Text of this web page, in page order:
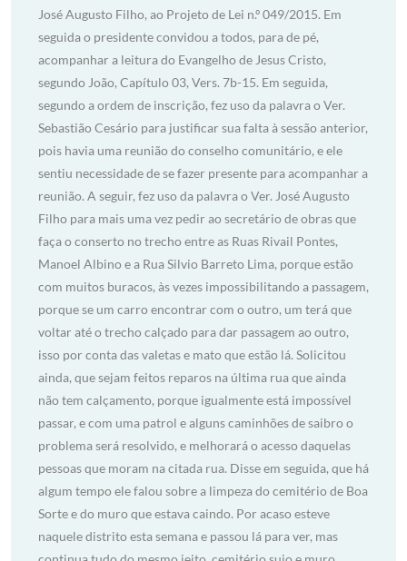
José Augusto Filho, ao Projeto de Lei n.º 049/2015. Em
seguida o presidente convidou a todos, para de pé,
acompanhar a leitura do Evangelho de Jesus Cristo,
segundo João, Capítulo 03, Vers. 7b-15. Em seguida,
segundo a ordem de inscrição, fez uso da palavra o Ver.
Sebastião Cesário para justificar sua falta à sessão anterior,
pois havia uma reunião do conselho comunitário, e ele
sentiu necessidade de se fazer presente para acompanhar a
reunião. A seguir, fez uso da palavra o Ver. José Augusto
Filho para mais uma vez pedir ao secretário de obras que
faça o conserto no trecho entre as Ruas Rivail Pontes,
Manoel Albino e a Rua Silvio Barreto Lima, porque estão
com muitos buracos, às vezes impossibilitando a passagem,
porque se um carro encontrar com o outro, um terá que
voltar até o trecho calçado para dar passagem ao outro,
isso por conta das valetas e mato que estão lá. Solicitou
ainda, que sejam feitos reparos na última rua que ainda
não tem calçamento, porque igualmente está impossível
passar, e com uma patrol e alguns caminhões de saibro o
problema será resolvido, e melhorará o acesso daquelas
pessoas que moram na citada rua. Disse em seguida, que há
algum tempo ele falou sobre a limpeza do cemitério de Boa
Sorte e do muro que estava caindo. Por acaso esteve
naquele distrito esta semana e passou lá para ver, mas